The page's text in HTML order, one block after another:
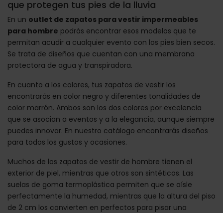
que protegen tus pies de la lluvia
En un outlet de zapatos para vestir impermeables
para hombre podrás encontrar esos modelos que te
permitan acudir a cualquier evento con los pies bien secos.
Se trata de diseños que cuentan con una membrana
protectora de agua y transpiradora.
En cuanto a los colores, tus zapatos de vestir los
encontrarás en color negro y diferentes tonalidades de
color marrón. Ambos son los dos colores por excelencia
que se asocian a eventos y a la elegancia, aunque siempre
puedes innovar. En nuestro catálogo encontrarás diseños
para todos los gustos y ocasiones.
Muchos de los zapatos de vestir de hombre tienen el
exterior de piel, mientras que otros son sintéticos. Las
suelas de goma termoplástica permiten que se aísle
perfectamente la humedad, mientras que la altura del piso
de 2 cm los convierten en perfectos para pisar una